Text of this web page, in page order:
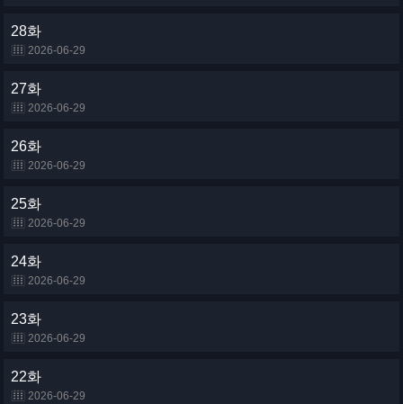
28화
2026-06-29
27화
2026-06-29
26화
2026-06-29
25화
2026-06-29
24화
2026-06-29
23화
2026-06-29
22화
2026-06-29